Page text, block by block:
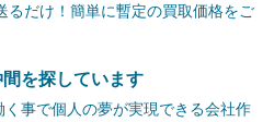
るだけ！簡単に暫定の買取価格をご
を探しています
く事で個人の夢が実現できる会社作